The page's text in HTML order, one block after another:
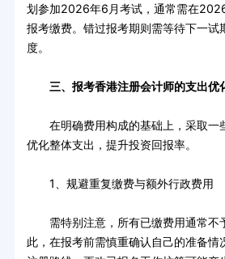
划参加2026年6月考试，通常需在
报考缴费。错过报考期则需等待下一试
度。
三、报考香港注册会计师的支出优
在明确费用构成的基础上，采取一
优化整体支出，提升投资回报率。
1、规避重复缴费与额外行政费用
需特别注意，所有已缴费用通常不
此，在报考前需慎重确认自己的准备情